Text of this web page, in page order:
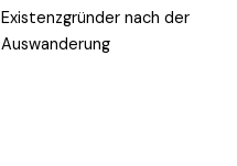
Existenzgründer nach der
Auswanderung